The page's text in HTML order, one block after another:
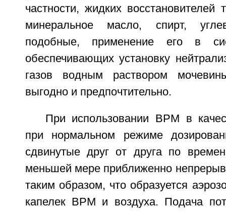
частности, жидких восстановителей
минеральное масло, спирт,
подобные, применение его в
обеспечивающих установку
газов водным раствором
выгодно и предпочтительно.
При использовании ВРМ в
при нормальном режиме
сдвинутые друг от друга по
меньшей мере приближенно
таким образом, что образуется
капелек ВРМ и воздуха. Подача